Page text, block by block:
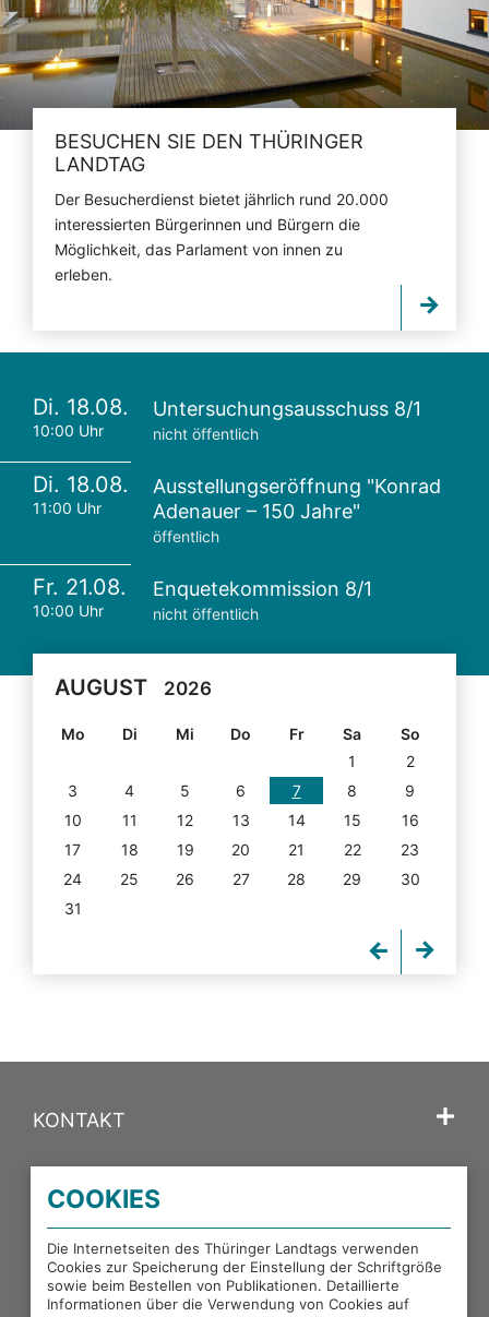
BESUCHEN SIE DEN THÜRINGER
LANDTAG
Der Besucherdienst bietet jährlich rund 20.000
interessierten Bürgerinnen und Bürgern die
Möglichkeit, das Parlament von innen zu
erleben.
Di. 18.08.
10:00 Uhr
Untersuchungsausschuss 8/1
nicht öffentlich
Di. 18.08.
11:00 Uhr
Ausstellungseröffnung "Konrad
Adenauer – 150 Jahre"
öffentlich
Fr. 21.08.
10:00 Uhr
Enquetekommission 8/1
nicht öffentlich
AUGUST 2026
Mo Di Mi Do Fr Sa
So
1
2
3
4 5 6 7 8
9
10
11 12 13 14 15
16
17
18 19 20 21 22
23
24
25 26 27 28 29
30
31
KONTAKT
PORTALE DES THÜRINGER LANDTAGS
EXTERNE LINKS
COOKIES
Die Internetseiten des Thüringer Landtags verwenden
Cookies zur Speicherung der Einstellung der Schriftgröße
sowie beim Bestellen von Publikationen. Detaillierte
Informationen über die Verwendung von Cookies auf